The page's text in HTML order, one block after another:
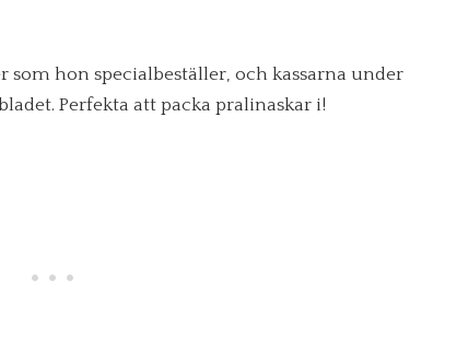
som hon specialbeställer, och kassarna under
Perfekta att packa pralinaskar i!